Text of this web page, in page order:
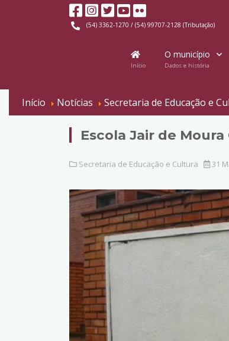
(54) 3362-1270 / (54) 99707-2128 (Tributação)
Início
O município
Dados e história
Início Notícias Secretaria de Educação e
Escola Jair de
Secretaria de Educação e Cultura 31